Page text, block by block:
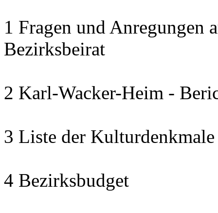
1 Fragen und Anregungen
Bezirksbeirat
2 Karl-Wacker-Heim -
3 Liste der
4 Bezirksbudget